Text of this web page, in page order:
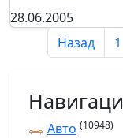
28.06.2005
Назад
1
Авто (10948)